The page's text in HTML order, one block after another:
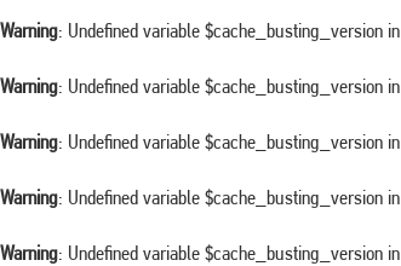
Warning: Undefined variable $cache_busting_version in
Warning: Undefined variable $cache_busting_version in
Warning: Undefined variable $cache_busting_version in
Warning: Undefined variable $cache_busting_version in
Warning: Undefined variable $cache_busting_version in